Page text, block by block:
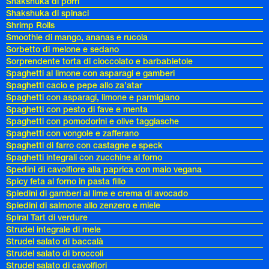
Shakshuka di spinaci
Shrimp Rolls
Smoothie di mango, ananas e rucola
Sorbetto di melone e sedano
Sorprendente torta di cioccolato e barbabietole
Spaghetti al limone con asparagi e gamberi
Spaghetti cacio e pepe allo za’atar
Spaghetti con asparagi, limone e parmigiano
Spaghetti con pesto di fave e menta
Spaghetti con pomodorini e olive taggiasche
Spaghetti con vongole e zafferano
Spaghetti di farro con castagne e speck
Spaghetti integrali con zucchine al forno
Spedini di cavolfiore alla paprica con maio vegana
Spicy feta al forno in pasta fillo
Spiedini di gamberi al lime e crema di avocado
Spiedini di salmone allo zenzero e miele
Spiral Tart di verdure
Strudel integrale di mele
Strudel salato di baccalà
Strudel salato di broccoli
Strudel salato di cavolfiori